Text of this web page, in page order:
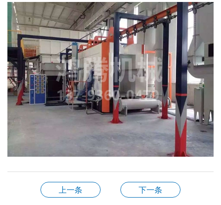
上一条 下一条